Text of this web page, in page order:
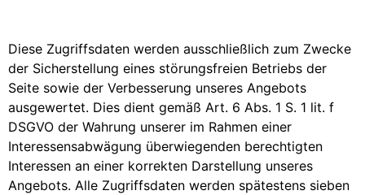
Diese Zugriffsdaten werden ausschließlich zum Zwecke
der Sicherstellung eines störungsfreien Betriebs der
Seite sowie der Verbesserung unseres Angebots
ausgewertet. Dies dient gemäß Art. 6 Abs. 1 S. 1 lit. f
DSGVO der Wahrung unserer im Rahmen einer
Interessensabwägung überwiegenden berechtigten
Interessen an einer korrekten Darstellung unseres
Angebots. Alle Zugriffsdaten werden spätestens sieben